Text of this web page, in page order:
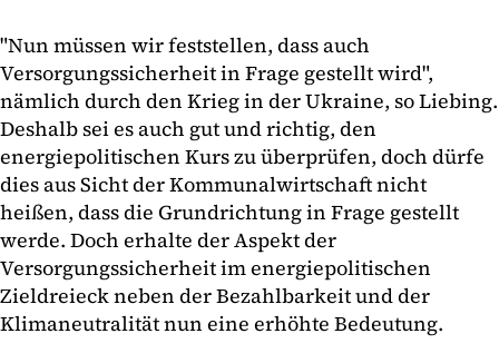
"Nun müssen wir feststellen, dass auch
Versorgungssicherheit in Frage gestellt wird",
nämlich durch den Krieg in der Ukraine, so Liebing.
Deshalb sei es auch gut und richtig, den
energiepolitischen Kurs zu überprüfen, doch dürfe
dies aus Sicht der Kommunalwirtschaft nicht
heißen, dass die Grundrichtung in Frage gestellt
werde. Doch erhalte der Aspekt der
Versorgungssicherheit im energiepolitischen
Zieldreieck neben der Bezahlbarkeit und der
Klimaneutralität nun eine erhöhte Bedeutung.